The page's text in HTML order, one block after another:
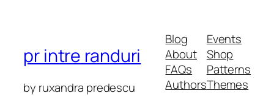
pr intre randuri
by ruxandra predescu
Blog
About
FAQs
Authors
Events
Shop
Patterns
Themes